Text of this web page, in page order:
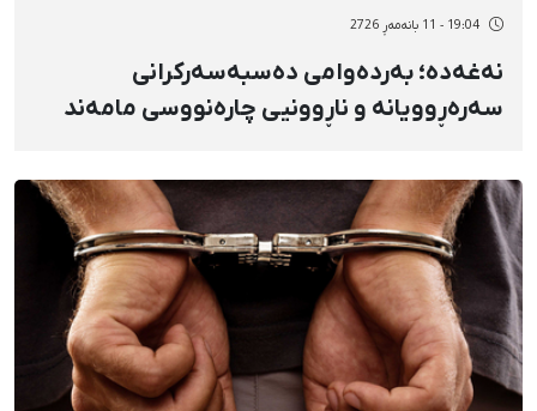
19:04 - 11 بانەمەڕ 2726
نەغەدە؛ بەردەوامی دەسبەسەرکرانی
سەرەڕوویانه و ناڕوونیی چارەنووسی مامەند